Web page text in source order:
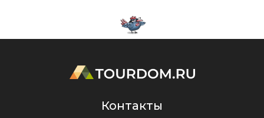
Контакты